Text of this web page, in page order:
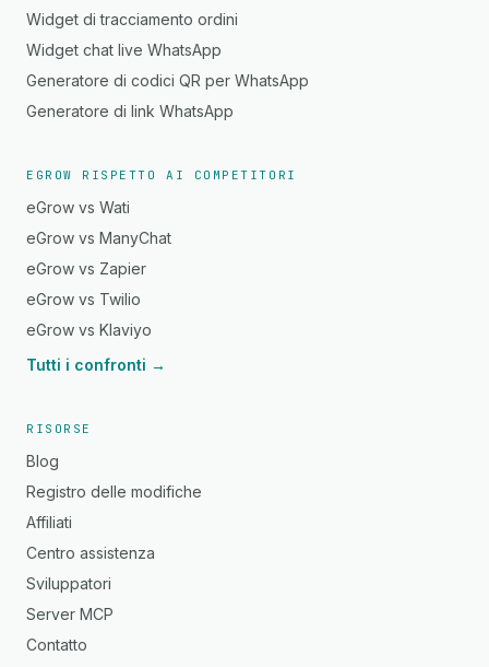
Widget di tracciamento ordini
Widget chat live WhatsApp
Generatore di codici QR per WhatsApp
Generatore di link WhatsApp
EGROW RISPETTO AI COMPETITORI
eGrow vs Wati
eGrow vs ManyChat
eGrow vs Zapier
eGrow vs Twilio
eGrow vs Klaviyo
Tutti i confronti →
RISORSE
Blog
Registro delle modifiche
Affiliati
Centro assistenza
Sviluppatori
Server MCP
Contatto